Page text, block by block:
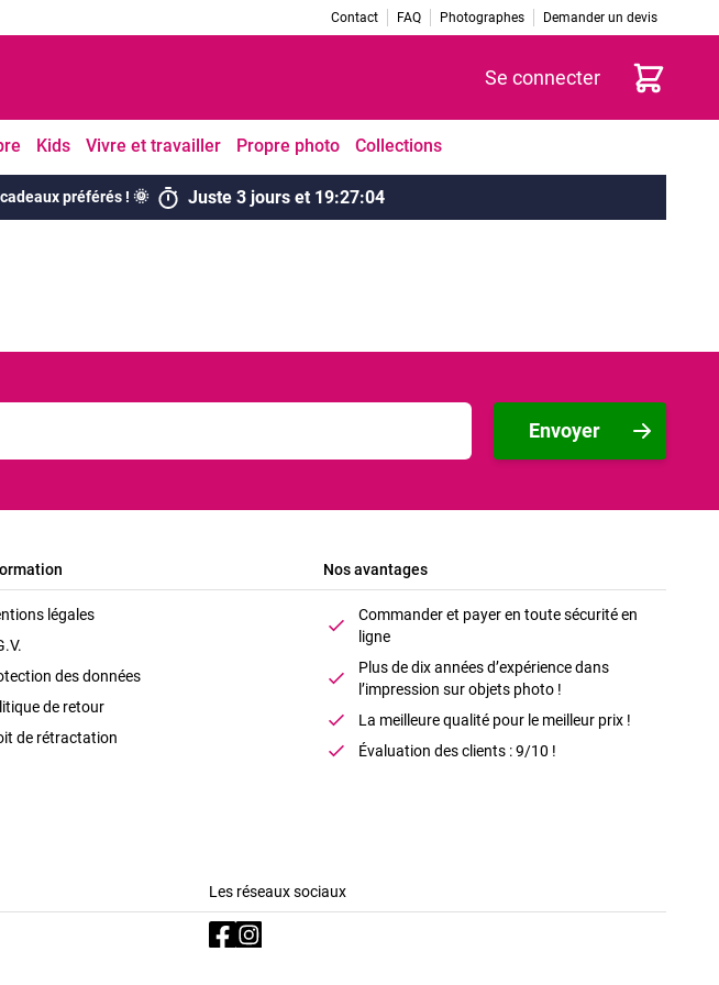
Contact FAQ Photographes Demander un devis
Se connecter Panier
Kids Vivre et travailler Propre photo Collections
préférés ! 🌞 Juste 3 jours et 19:27:04
Envoyer
légales
des données
de retour
de rétractation
Nos avantages
Commander et payer en toute sécurité en
ligne
Plus de dix années d’expérience dans
l’impression sur objets photo !
La meilleure qualité pour le meilleur prix !
Évaluation des clients : 9/10 !
Les réseaux sociaux